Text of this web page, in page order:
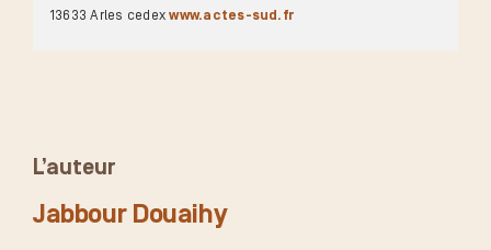
13633 Arles cedex www.actes-sud.fr
L’auteur
Jabbour Douaihy